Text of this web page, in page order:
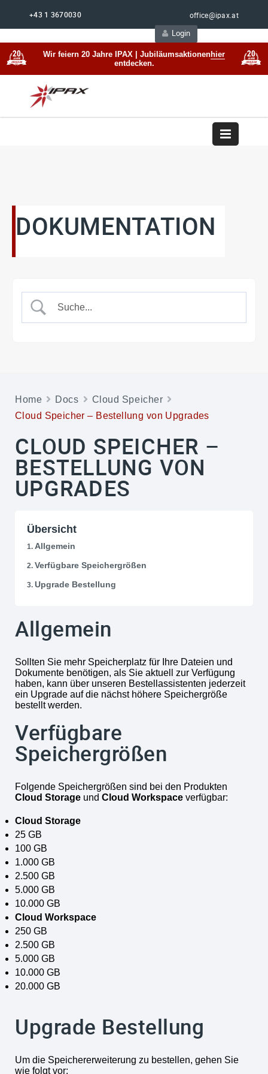
+43 1 3670030
office@ipax.at
Login
Wir feiern 20 Jahre IPAX | Jubiläumsaktionenhier
entdecken.
DOKUMENTATION
Home Docs
Cloud Speicher
Cloud Speicher – Bestellung von Upgrades
CLOUD SPEICHER –
BESTELLUNG VON
UPGRADES
Übersicht
Allgemein
Verfügbare Speichergrößen
Upgrade Bestellung
Allgemein
Sollten Sie mehr Speicherplatz für Ihre Dateien und
Dokumente benötigen, als Sie aktuell zur Verfügung
haben, kann über unseren Bestellassistenten jederzeit
ein Upgrade auf die nächst höhere Speichergröße
bestellt werden.
Verfügbare
Speichergrößen
Folgende Speichergrößen sind bei den Produkten
Cloud Storage und Cloud Workspace verfügbar:
Cloud Storage
25 GB
100 GB
1.000 GB
2.500 GB
5.000 GB
10.000 GB
Cloud Workspace
250 GB
2.500 GB
5.000 GB
10.000 GB
20.000 GB
Upgrade Bestellung
Um die Speichererweiterung zu bestellen, gehen Sie
wie folgt vor: